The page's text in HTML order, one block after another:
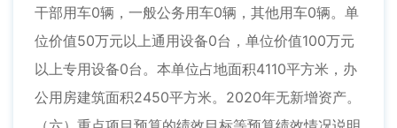
干部用车0辆，一般公务用车0辆，其他用车0辆。单
位价值50万元以上通用设备0台，单位价值100万元
以上专用设备0台。本单位占地面积4110平方米，办
公用房建筑面积2450平方米。2020年无新增资产。